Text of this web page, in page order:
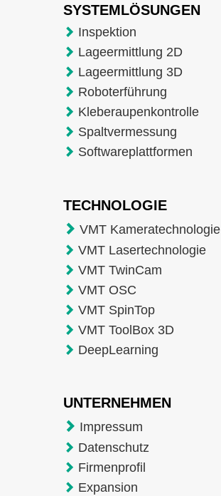
SYSTEMLÖSUNGEN
Inspektion
Lageermittlung 2D
Lageermittlung 3D
Roboterführung
Kleberaupenkontrolle
Spaltvermessung
Softwareplattformen
TECHNOLOGIE
VMT Kameratechnologie
VMT Lasertechnologie
VMT TwinCam
VMT OSC
VMT SpinTop
VMT ToolBox 3D
DeepLearning
UNTERNEHMEN
Impressum
Datenschutz
Firmenprofil
Expansion